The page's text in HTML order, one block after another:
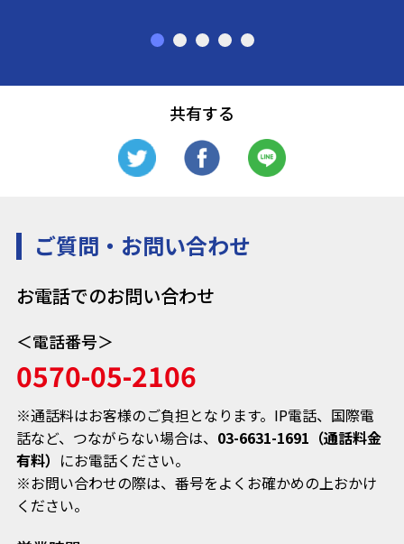
共有する
ご質問・お問い合わせ
お電話でのお問い合わせ
＜電話番号＞
0570-05-2106
※通話料はお客様のご負担となります。IP電話、国際電
話など、 つながらない場合は、 03-6631-1691（通話料金
有料） にお電話ください。
※お問い合わせの際は、番号をよくお確かめの上おかけ
ください。